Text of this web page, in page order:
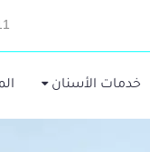
خدمات الأسنان